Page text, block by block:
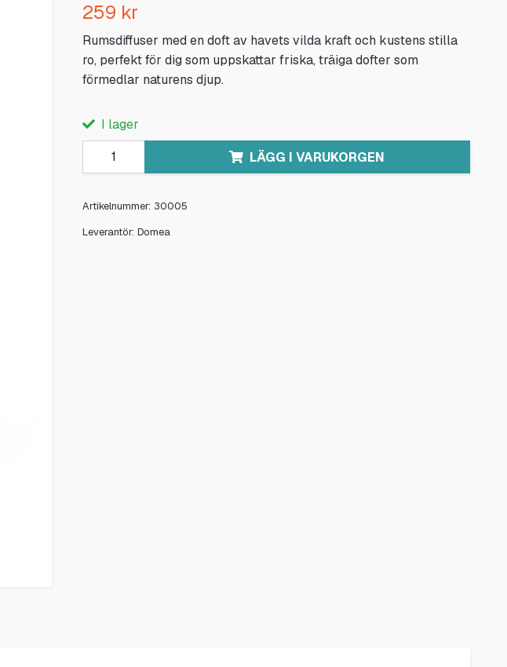
259 kr
Rumsdiffuser med en doft av havets vilda kraft och kustens stilla
ro, perfekt för dig som uppskattar friska, träiga dofter som
förmedlar naturens djup.
I lager
LÄGG I VARUKORGEN
Artikelnummer: 30005
Leverantör: Domea